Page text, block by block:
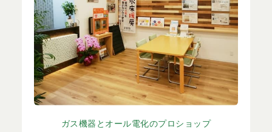
ガス機器とオール電化のプロショップ